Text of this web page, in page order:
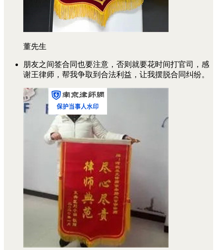
董先生
朋友之间签合同也要注意，否则就要花时间打官司，感
谢王律师，帮我争取到合法利益，让我摆脱合同纠纷。